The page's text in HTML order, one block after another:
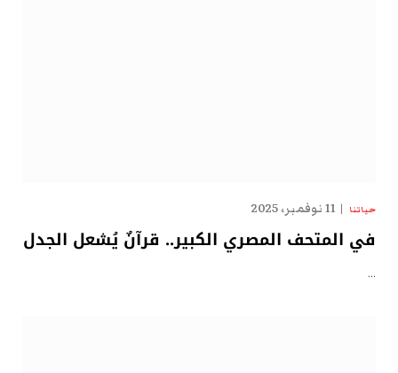
حياتنا 11 نوفمبر، 2025
في المتحف المصري الكبير.. قرآنٌ يُشعل الجدل
…